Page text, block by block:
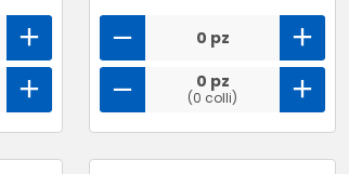
0 pz
0 pz
(0 colli)